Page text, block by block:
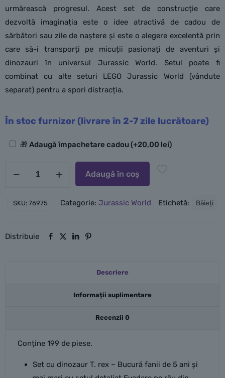
urmărească progresul. Acest set de construcție care
dezvoltă imaginația este o idee atractivă de cadou de
sărbători sau zile de naștere și este o alegere excelentă prin
care să-i transporți pe micuții pasionați de aventuri și
dinozauri în universul Jurassic World. Setul poate fi
combinat cu alte seturi LEGO Jurassic World (vândute
separat) pentru a spori distracția.
În stoc furnizor (livrare în 2-7 zile lucrătoare)
Opțiuni🎁 Adaugă împachetare cadou(+20,00 lei)
din
Adaugă în coș
SKU: 76975 Categorie: Jurassic World Etichetă: Băieți
Distribuie
Descriere
Informații suplimentare
Recenzii 0
Conține 199 de piese.
Set cu dinozaur T. rex – Bucură fanii de 5 ani și